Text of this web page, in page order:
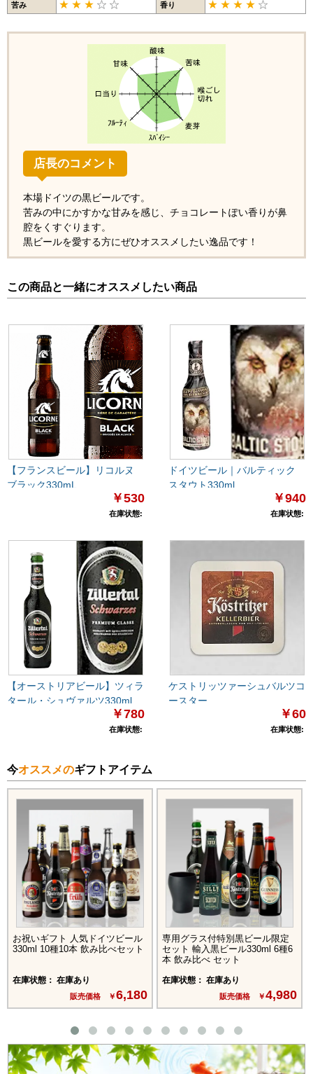
苦み
香り
店長のコメント
本場ドイツの黒ビールです。
苦みの中にかすかな甘みを感じ、チョコレートぽい香りが鼻
腔をくすぐります。
黒ビールを愛する方にぜひオススメしたい逸品です！
この商品と一緒にオススメしたい商品
【フランスビール】リコルヌ
ブラック330mL
￥530
在庫状態:
ドイツビール｜バルティック
スタウト330ml
￥940
在庫状態:
【オーストリアビール】ツィラ
タール・シュヴァルツ330ml
￥780
在庫状態:
ケストリッツァーシュバルツコ
ースター
￥60
在庫状態:
今オススメのギフトアイテム
お祝いギフト 人気ドイツビール
330ml 10種10本 飲み比べセット
在庫状態： 在庫あり
販売価格 ￥6,180
専用グラス付特別黒ビール限定
セット 輸入黒ビール330ml 6種6
本 飲み比べ セット
在庫状態： 在庫あり
販売価格 ￥4,980